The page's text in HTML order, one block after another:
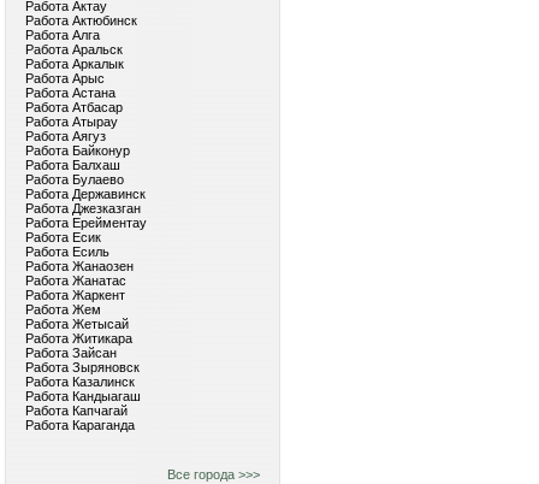
Работа Актау
Работа Актюбинск
Работа Алга
Работа Аральск
Работа Аркалык
Работа Арыс
Работа Астана
Работа Атбасар
Работа Атырау
Работа Аягуз
Работа Байконур
Работа Балхаш
Работа Булаево
Работа Державинск
Работа Джезказган
Работа Ерейментау
Работа Есик
Работа Есиль
Работа Жанаозен
Работа Жанатас
Работа Жаркент
Работа Жем
Работа Жетысай
Работа Житикара
Работа Зайсан
Работа Зыряновск
Работа Казалинск
Работа Кандыагаш
Работа Капчагай
Работа Караганда
Все города >>>